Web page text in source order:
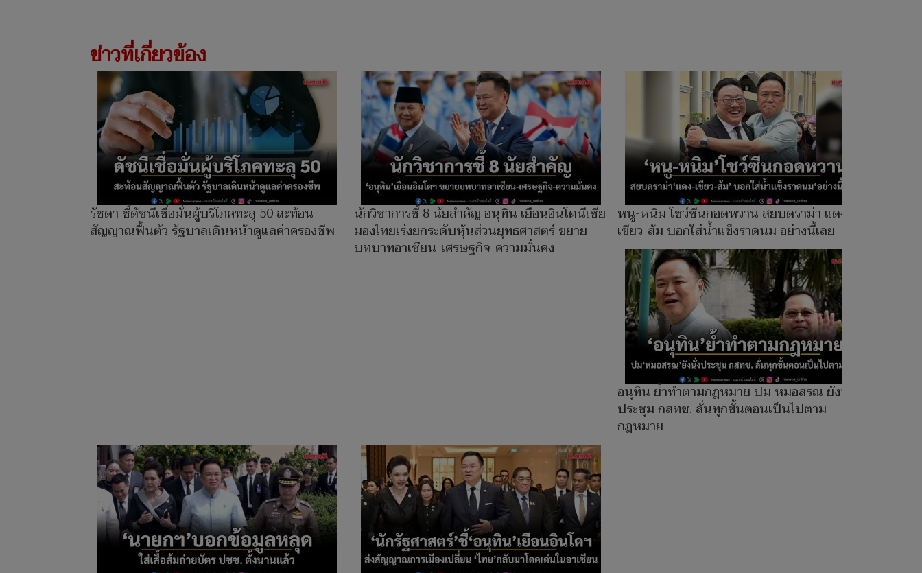
ข่าวที่เกี่ยวข้อง
รัชดา ชี้ดัชนีเชื่อมั่นผู้บริโภคทะลุ 50 สะท้อน
สัญญาณฟื้นตัว รัฐบาลเดินหน้าดูแลค่าครองชีพ
นักวิชาการชี้ 8 นัยสำคัญ อนุทิน เยือนอินโดนีเซีย
มองไทยเร่งยกระดับหุ้นส่วนยุทธศาสตร์ ขยาย
บทบาทอาเซียน-เศรษฐกิจ-ความมั่นคง
หนู-หนิม โชว์ซีนกอดหวาน สยบดราม่า แดง-
เขียว-ส้ม บอกใส่น้ำแข็งราดนม อย่างนี้เลย
อนุทิน ย้ำทำตามกฎหมาย ปม หมอสรณ ยังนั่ง
ประชุม กสทช. ลั่นทุกขั้นตอนเป็นไปตาม
กฎหมาย